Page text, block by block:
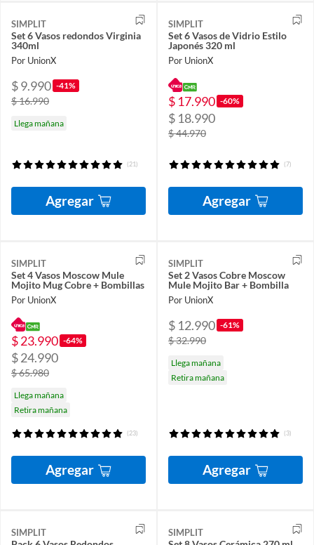
SIMPLIT
Set 6 Vasos redondos Virginia
340ml
Por UnionX
$ 9.990 -41%
$ 16.990
Llega mañana
(21)
Agregar
SIMPLIT
Set 6 Vasos de Vidrio Estilo
Japonés 320 ml
Por UnionX
$ 17.990 -60%
$ 18.990
$ 44.970
(7)
Agregar
SIMPLIT
Set 4 Vasos Moscow Mule
Mojito Mug Cobre + Bombillas
Por UnionX
$ 23.990 -64%
$ 24.990
$ 65.980
Llega mañana
Retira mañana
(23)
Agregar
SIMPLIT
Set 2 Vasos Cobre Moscow
Mule Mojito Bar + Bombilla
Por UnionX
$ 12.990 -61%
$ 32.990
Llega mañana
Retira mañana
(3)
Agregar
SIMPLIT SIMPLIT